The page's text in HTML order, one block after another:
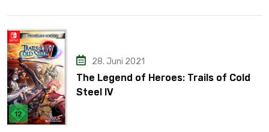
28. Juni 2021
The Legend of Heroes: Trails of Cold
Steel IV